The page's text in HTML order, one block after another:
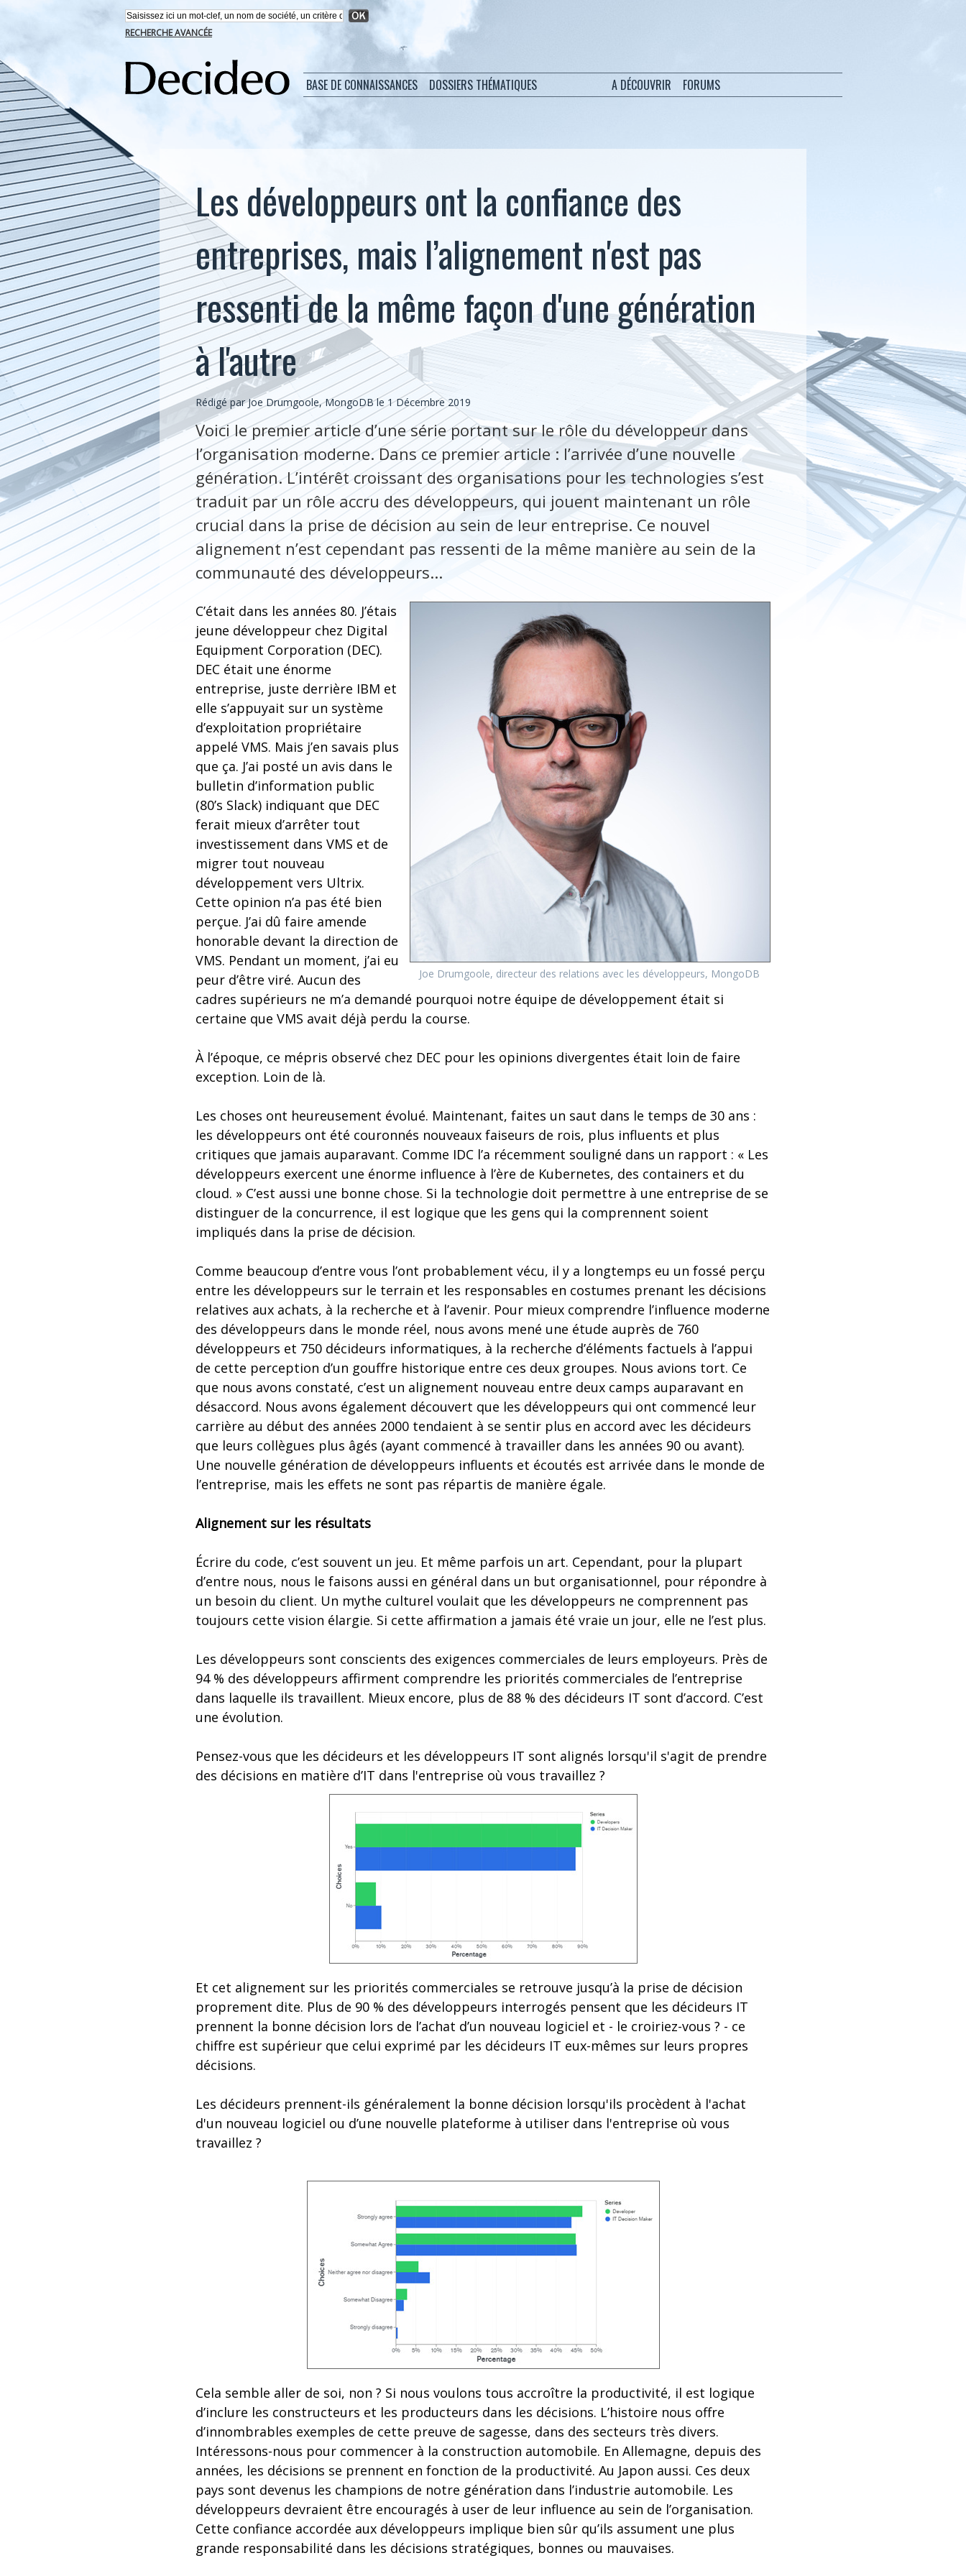
RECHERCHE AVANCÉE
BASE DE CONNAISSANCES DOSSIERS THÉMATIQUES A DÉCOUVRIR FORUMS
Les développeurs ont la confiance des
entreprises, mais l’alignement n'est pas
ressenti de la même façon d'une génération
à l'autre
Rédigé par Joe Drumgoole, MongoDB le 1 Décembre 2019
Voici le premier article d’une série portant sur le rôle du développeur dans
l’organisation moderne. Dans ce premier article : l’arrivée d’une nouvelle
génération. L’intérêt croissant des organisations pour les technologies s’est
traduit par un rôle accru des développeurs, qui jouent maintenant un rôle
crucial dans la prise de décision au sein de leur entreprise. Ce nouvel
alignement n’est cependant pas ressenti de la même manière au sein de la
communauté des développeurs...
Joe Drumgoole, directeur des relations avec les développeurs, MongoDB
C’était dans les années 80. J’étais
jeune développeur chez Digital
Equipment Corporation (DEC).
DEC était une énorme
entreprise, juste derrière IBM et
elle s’appuyait sur un système
d’exploitation propriétaire
appelé VMS. Mais j’en savais plus
que ça. J’ai posté un avis dans le
bulletin d’information public
(80’s Slack) indiquant que DEC
ferait mieux d’arrêter tout
investissement dans VMS et de
migrer tout nouveau
développement vers Ultrix.
Cette opinion n’a pas été bien
perçue. J’ai dû faire amende
honorable devant la direction de
VMS. Pendant un moment, j’ai eu
peur d’être viré. Aucun des
cadres supérieurs ne m’a demandé pourquoi notre équipe de développement était si
certaine que VMS avait déjà perdu la course.
À l’époque, ce mépris observé chez DEC pour les opinions divergentes était loin de faire
exception. Loin de là.
Les choses ont heureusement évolué. Maintenant, faites un saut dans le temps de 30 ans :
les développeurs ont été couronnés nouveaux faiseurs de rois, plus influents et plus
critiques que jamais auparavant. Comme IDC l’a récemment souligné dans un rapport : « Les
développeurs exercent une énorme influence à l’ère de Kubernetes, des containers et du
cloud. » C’est aussi une bonne chose. Si la technologie doit permettre à une entreprise de se
distinguer de la concurrence, il est logique que les gens qui la comprennent soient
impliqués dans la prise de décision.
Comme beaucoup d’entre vous l’ont probablement vécu, il y a longtemps eu un fossé perçu
entre les développeurs sur le terrain et les responsables en costumes prenant les décisions
relatives aux achats, à la recherche et à l’avenir. Pour mieux comprendre l’influence moderne
des développeurs dans le monde réel, nous avons mené une étude auprès de 760
développeurs et 750 décideurs informatiques, à la recherche d’éléments factuels à l’appui
de cette perception d’un gouffre historique entre ces deux groupes. Nous avions tort. Ce
que nous avons constaté, c’est un alignement nouveau entre deux camps auparavant en
désaccord. Nous avons également découvert que les développeurs qui ont commencé leur
carrière au début des années 2000 tendaient à se sentir plus en accord avec les décideurs
que leurs collègues plus âgés (ayant commencé à travailler dans les années 90 ou avant).
Une nouvelle génération de développeurs influents et écoutés est arrivée dans le monde de
l’entreprise, mais les effets ne sont pas répartis de manière égale.
Alignement sur les résultats
Écrire du code, c’est souvent un jeu. Et même parfois un art. Cependant, pour la plupart
d’entre nous, nous le faisons aussi en général dans un but organisationnel, pour répondre à
un besoin du client. Un mythe culturel voulait que les développeurs ne comprennent pas
toujours cette vision élargie. Si cette affirmation a jamais été vraie un jour, elle ne l’est plus.
Les développeurs sont conscients des exigences commerciales de leurs employeurs. Près de
94 % des développeurs affirment comprendre les priorités commerciales de l’entreprise
dans laquelle ils travaillent. Mieux encore, plus de 88 % des décideurs IT sont d’accord. C’est
une évolution.
Pensez-vous que les décideurs et les développeurs IT sont alignés lorsqu'il s'agit de prendre
des décisions en matière d’IT dans l'entreprise où vous travaillez ?
Et cet alignement sur les priorités commerciales se retrouve jusqu’à la prise de décision
proprement dite. Plus de 90 % des développeurs interrogés pensent que les décideurs IT
prennent la bonne décision lors de l’achat d’un nouveau logiciel et - le croiriez-vous ? - ce
chiffre est supérieur que celui exprimé par les décideurs IT eux-mêmes sur leurs propres
décisions.
Les décideurs prennent-ils généralement la bonne décision lorsqu'ils procèdent à l'achat
d'un nouveau logiciel ou d’une nouvelle plateforme à utiliser dans l'entreprise où vous
travaillez ?
Cela semble aller de soi, non ? Si nous voulons tous accroître la productivité, il est logique
d’inclure les constructeurs et les producteurs dans les décisions. L’histoire nous offre
d’innombrables exemples de cette preuve de sagesse, dans des secteurs très divers.
Intéressons-nous pour commencer à la construction automobile. En Allemagne, depuis des
années, les décisions se prennent en fonction de la productivité. Au Japon aussi. Ces deux
pays sont devenus les champions de notre génération dans l’industrie automobile. Les
développeurs devraient être encouragés à user de leur influence au sein de l’organisation.
Cette confiance accordée aux développeurs implique bien sûr qu’ils assument une plus
grande responsabilité dans les décisions stratégiques, bonnes ou mauvaises.